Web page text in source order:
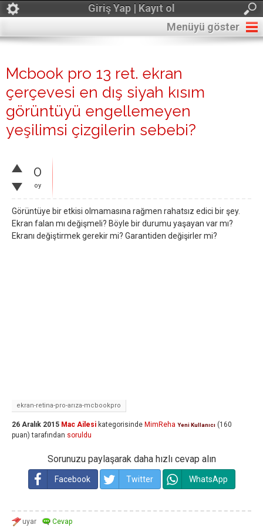
Giriş Yap | Kayıt ol
Menüyü göster
Mcbook pro 13 ret. ekran
çerçevesi en dış siyah kısım
görüntüyü engellemeyen
yeşilimsi çizgilerin sebebi?
0
oy
Görüntüye bir etkisi olmamasına rağmen rahatsız edici bir şey.
Ekran falan mı değişmeli? Böyle bir durumu yaşayan var mı?
Ekranı değiştirmek gerekir mi? Garantiden değişirler mi?
ekran-retina-pro-arıza-mcbookpro
26 Aralık 2015 Mac Ailesi kategorisinde MimReha Yeni Kullanıcı (160
puan) tarafından soruldu
Sorunuzu paylaşarak daha hızlı cevap alın
Facebook Twitter WhatsApp